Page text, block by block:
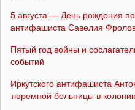
5 августа — День рождения
антифашиста Савелия
Пятый год войны и
событий
Иркутского антифашиста
тюремной больницы в